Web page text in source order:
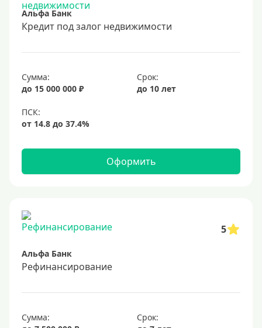
16%
17%
20%
Сумма
1000000 руб
1200000 руб
1300000 руб
1500000 руб
1600000 руб
Альфа Банк
Кредит под залог недвижимости
Сумма:
до 15 000 000 ₽
Срок:
до 10 лет
Оформить
5
Альфа Банк
Рефинансирование
Сумма:
Срок: